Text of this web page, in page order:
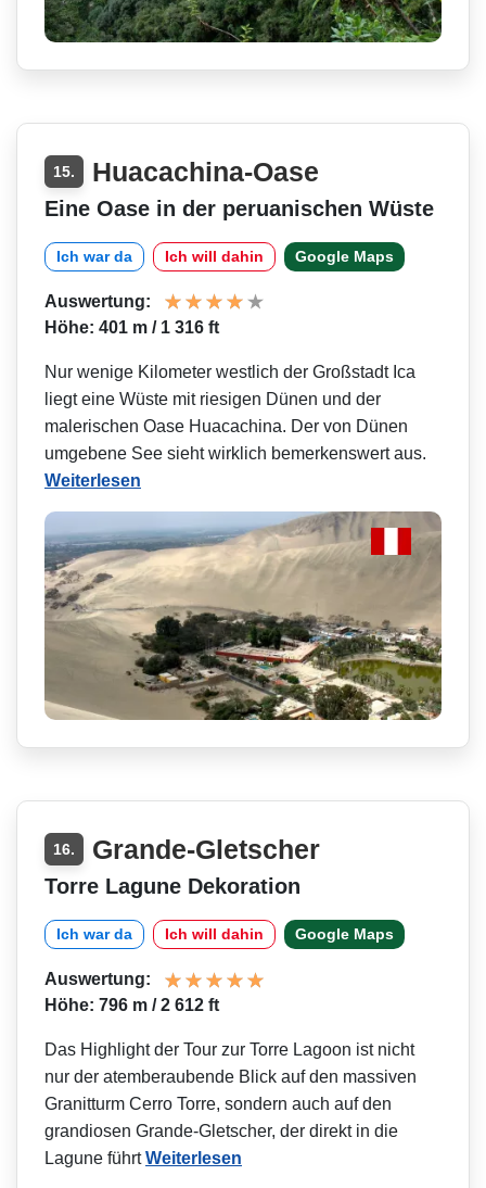
15. Huacachina-Oase
Eine Oase in der peruanischen Wüste
Ich war da Ich will dahin Google Maps
Auswertung:
Höhe: 401 m / 1 316 ft
Nur wenige Kilometer westlich der Großstadt Ica
liegt eine Wüste mit riesigen Dünen und der
malerischen Oase Huacachina. Der von Dünen
umgebene See sieht wirklich bemerkenswert aus.
Weiterlesen
16. Grande-Gletscher
Torre Lagune Dekoration
Ich war da Ich will dahin Google Maps
Auswertung:
Höhe: 796 m / 2 612 ft
Das Highlight der Tour zur Torre Lagoon ist nicht
nur der atemberaubende Blick auf den massiven
Granitturm Cerro Torre, sondern auch auf den
grandiosen Grande-Gletscher, der direkt in die
Lagune führtWeiterlesen